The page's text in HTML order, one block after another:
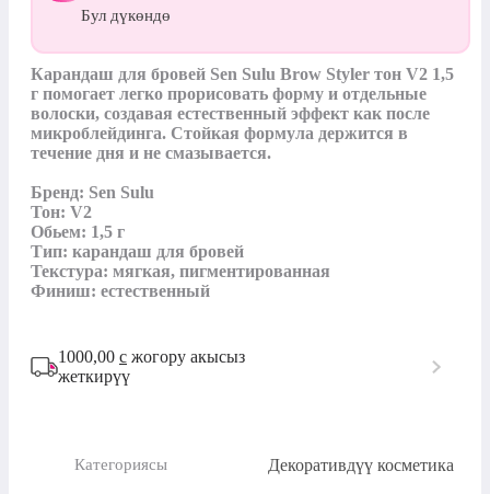
Бул дүкөндө
Карандаш для бровей Sen Sulu Brow Styler тон V2 1,5
г помогает легко прорисовать форму и отдельные
волоски, создавая естественный эффект как после
микроблейдинга. Стойкая формула держится в
течение дня и не смазывается.
Бренд: Sen Sulu
Тон: V2
Обьем: 1,5 г
Тип: карандаш для бровей
Текстура: мягкая, пигментированная
Финиш: естественный
1000,00 с жогору акысыз
жеткирүү
Категориясы Декоративдүү косметика